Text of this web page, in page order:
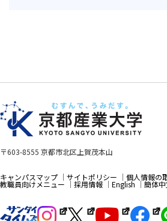
〒603-8555 京都市北区上賀茂本山
キャンパスマップ サイトポリシー 個人情報の
教職員向けメニュー 採用情報 English 簡体